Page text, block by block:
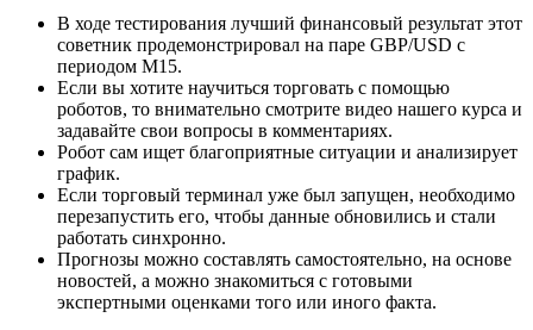
В ходе тестирования лучший финансовый результат этот
советник продемонстрировал на паре GBP/USD с
периодом М15.
Если вы хотите научиться торговать с помощью
роботов, то внимательно смотрите видео нашего курса и
задавайте свои вопросы в комментариях.
Робот сам ищет благоприятные ситуации и анализирует
график.
Если торговый терминал уже был запущен, необходимо
перезапустить его, чтобы данные обновились и стали
работать синхронно.
Прогнозы можно составлять самостоятельно, на основе
новостей, а можно знакомиться с готовыми
экспертными оценками того или иного факта.